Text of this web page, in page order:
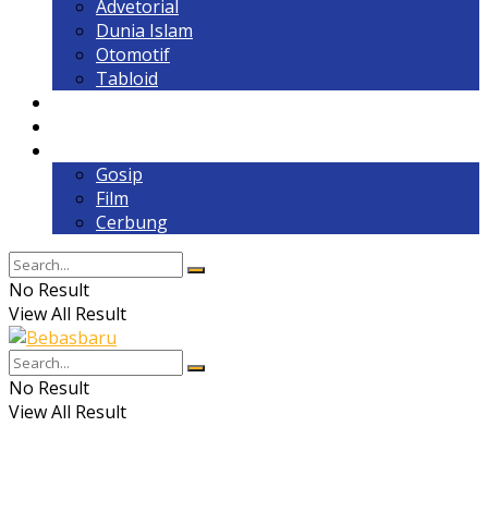
Advetorial
Dunia Islam
Otomotif
Tabloid
Gosip
Film
Cerbung
No Result
View All Result
No Result
View All Result